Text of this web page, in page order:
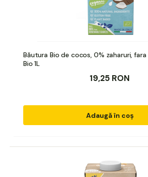
Băutura Bio de cocos, 0% zaharuri,
Bio 1L
19,25 RON
Adaugă în coș